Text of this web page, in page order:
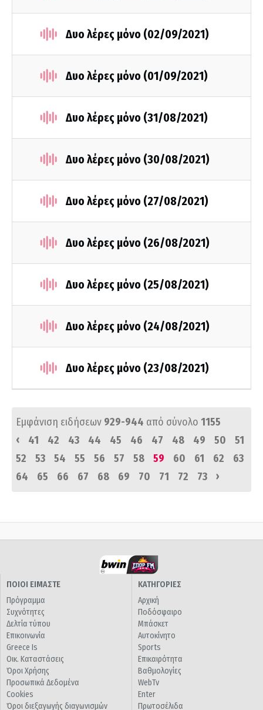
Δυο λέρες μόνο (02/09/2021)
Δυο λέρες μόνο (01/09/2021)
Δυο λέρες μόνο (31/08/2021)
Δυο λέρες μόνο (30/08/2021)
Δυο λέρες μόνο (27/08/2021)
Δυο λέρες μόνο (26/08/2021)
Δυο λέρες μόνο (25/08/2021)
Δυο λέρες μόνο (24/08/2021)
Δυο λέρες μόνο (23/08/2021)
Εμφάνιση ειδήσεων 929-944 από σύνολο 1155
‹
41 42 43 44 45 46 47 48 49 50
51
52
53 54 55 56 57 58 59 60 61 62
63
64
65 66 67 68 69 70 71 72 73 ›
ΠΟΙΟΙ ΕΙΜΑΣΤΕ
Πρόγραμμα
Συχνότητες
Δελτία τύπου
Επικοινωνία
Greece Is
Οικ. Καταστάσεις
Όροι Χρήσης
Προσωπικά Δεδομένα
Cookies
Όροι διεξαγωγής διαγωνισμών
ΚΑΤΗΓΟΡΙΕΣ
Αρχική
Ποδόσφαιρο
Μπάσκετ
Αυτοκίνητο
Sports
Επικαιρότητα
Βαθμολογίες
WebTv
Enter
Πρωτοσέλιδα